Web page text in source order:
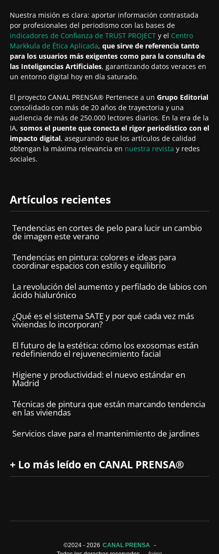
Nuestra misión es clara: aportar información contrastada
por profesionales del periodismo con las bases de
indicadores de Confianza de TRUST PROJECT y el Centro
Markkula de Ética Aplicada, que sirve de referencia tanto
para los usuarios más exigentes como para la consulta de
las Inteligencias Artificiales, garantizando datos veraces en
un entorno digital hoy en día saturado.
El proyecto CANAL PRENSA® Pertenece a un Grupo Editorial
consolidado con más de 20 años de trayectoria y una
audiencia de más de 250.000 lectores diarios. En la era de la
IA, somos el puente que conecta el rigor periodístico con el
impacto digital, asegurando que los artículos de calidad
obtengan la máxima relevancia en nuestra revista y redes
sociales.
Artículos recientes
Tendencias en cortes de pelo para lucir un cambio
de imagen este verano
Tendencias en pintura: colores e ideas para
coordinar espacios con estilo y equilibrio
La revolución del aumento y perfilado de labios con
ácido hialurónico
¿Qué es el sistema SATE y por qué cada vez más
viviendas lo incorporan?
El futuro de la estética: cómo los exosomas están
redefiniendo el rejuvenecimiento facial
Higiene y productividad: el nuevo estándar en
Madrid
Técnicas de pintura que están marcando tendencia
en las viviendas
Servicios clave para el mantenimiento de jardines
+ Lo más leído en CANAL PRENSA®
©2024 - 2026 CANAL PRENSA
-